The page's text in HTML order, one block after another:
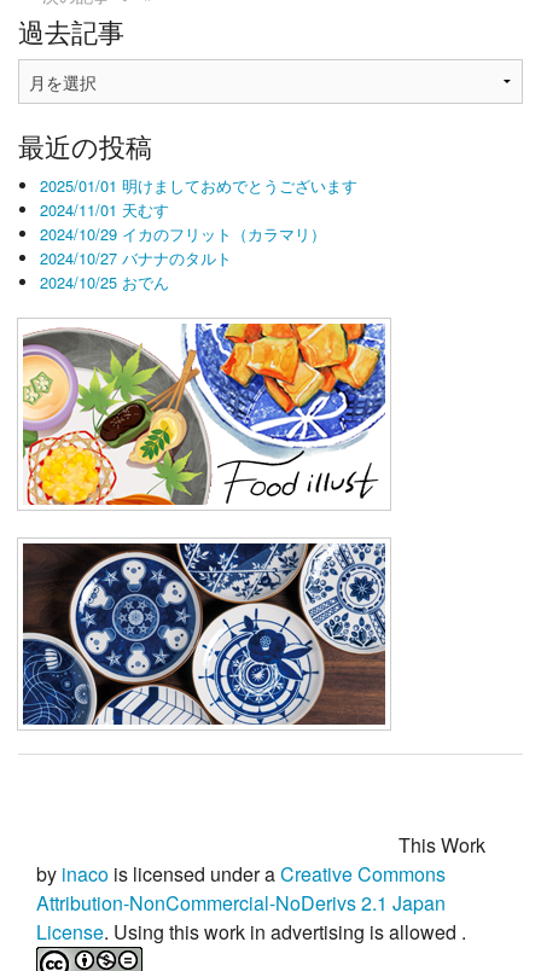
過去記事
過
去
事
最近の投稿
2025/01/01 明けましておめでとうございます
2024/11/01 天むす
2024/10/29 イカのフリット（カラマリ）
2024/10/27 バナナのタルト
2024/10/25 おでん
This Work
by inaco is licensed under aCreative Commons
Attribution-NonCommercial-NoDerivs 2.1 Japan
License. Using this work in advertising isallowed .